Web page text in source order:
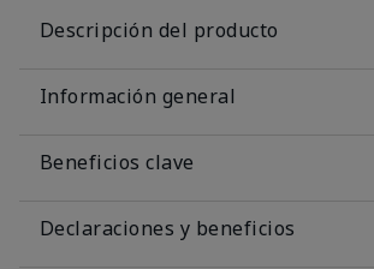
Descripción del producto
Información general
Beneficios clave
Declaraciones y beneficios